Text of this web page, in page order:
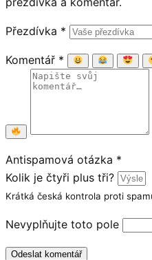
Přezdívka *
Komentář *
Antispamová otázka *
Kolik je čtyři plus tři?
Krátká česká kontrola proti
Nevyplňujte toto pole
Odeslat komentář